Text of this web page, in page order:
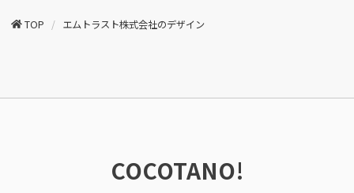
TOP エムトラスト株式会社のデザイン
COCOTANO!